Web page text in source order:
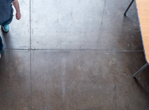
ensayos Habitar la memoria
trilogía de un espacio-
2023 Sandra Rivera